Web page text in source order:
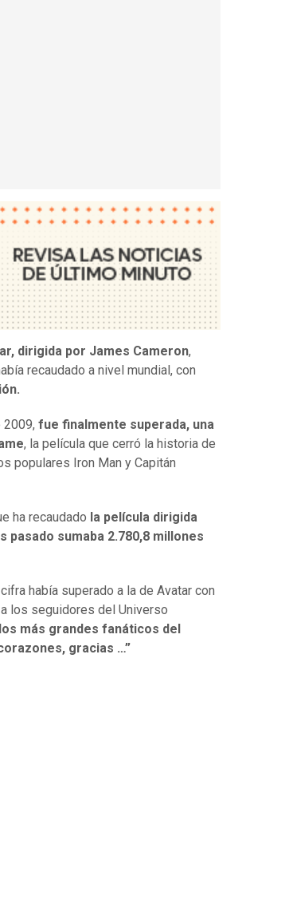
dirigida por James Cameron,
recaudado a nivel mundial, con
2009, fue finalmente superada, una
, la película que cerró la historia de
populares Iron Man y Capitán
ha recaudado la película dirigida
pasado sumaba 2.780,8 millones
había superado a la de Avatar con
los seguidores del Universo
más grandes fanáticos del
gracias …”